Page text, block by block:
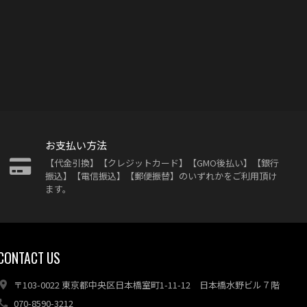
お支払い方法
【代金引換】【クレジットカード】【GMO後払い】【銀行
振込】【電信振込】【郵便振替】のいずれかをご利用頂け
ます。
US
〒103-0022 東京都中央区日本橋室町1-11-12 日本橋水野ビル７階
070-8590-3212